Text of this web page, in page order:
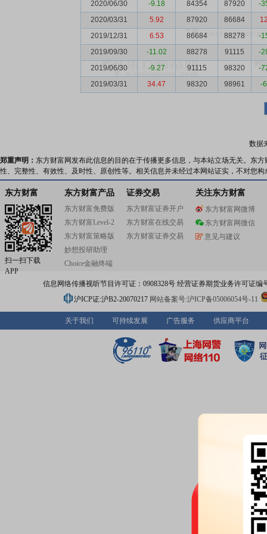
2020/06/30
-9.18 84354 87920
-
2020/03/31
5.92 87920 86684
2019/12/31
6.53 86684 88278
-
2019/09/30
-11.02 88278 91115
-
2019/06/30
-9.27 91115 98320
-
2019/03/31
34.47 98320 98961 -
数据
郑重声明： 东方财富网发布此信息的目的在于传播更多信息，与本站立场无关。东
性、完整性、有效性、及时性、原创性等。相关信息并未经过本网站证实，不对您
东方财富
扫一扫下载
APP
东方财富产品
东方财富免费版
东方财富Level-2
东方财富策略版
妙想投研助理
Choice金融终端
证券交易
东方财富证券开户
东方财富在线交易
东方财富证券交易
关注东方财富
东方财富网微博
东方财富网微信
意见与建议
信息网络传播视听节目许可证：0908328号 经营证券期货业务许可证编
沪ICP证:沪B2-20070217 网站备案号:沪ICP备05006054号-11
关于我们 可持续发展 广告服务 供应商平台